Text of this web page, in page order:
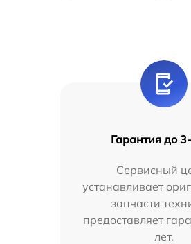
Гарантия до
Сервисный
устанавливает
запчасти
предоставляет
лет.